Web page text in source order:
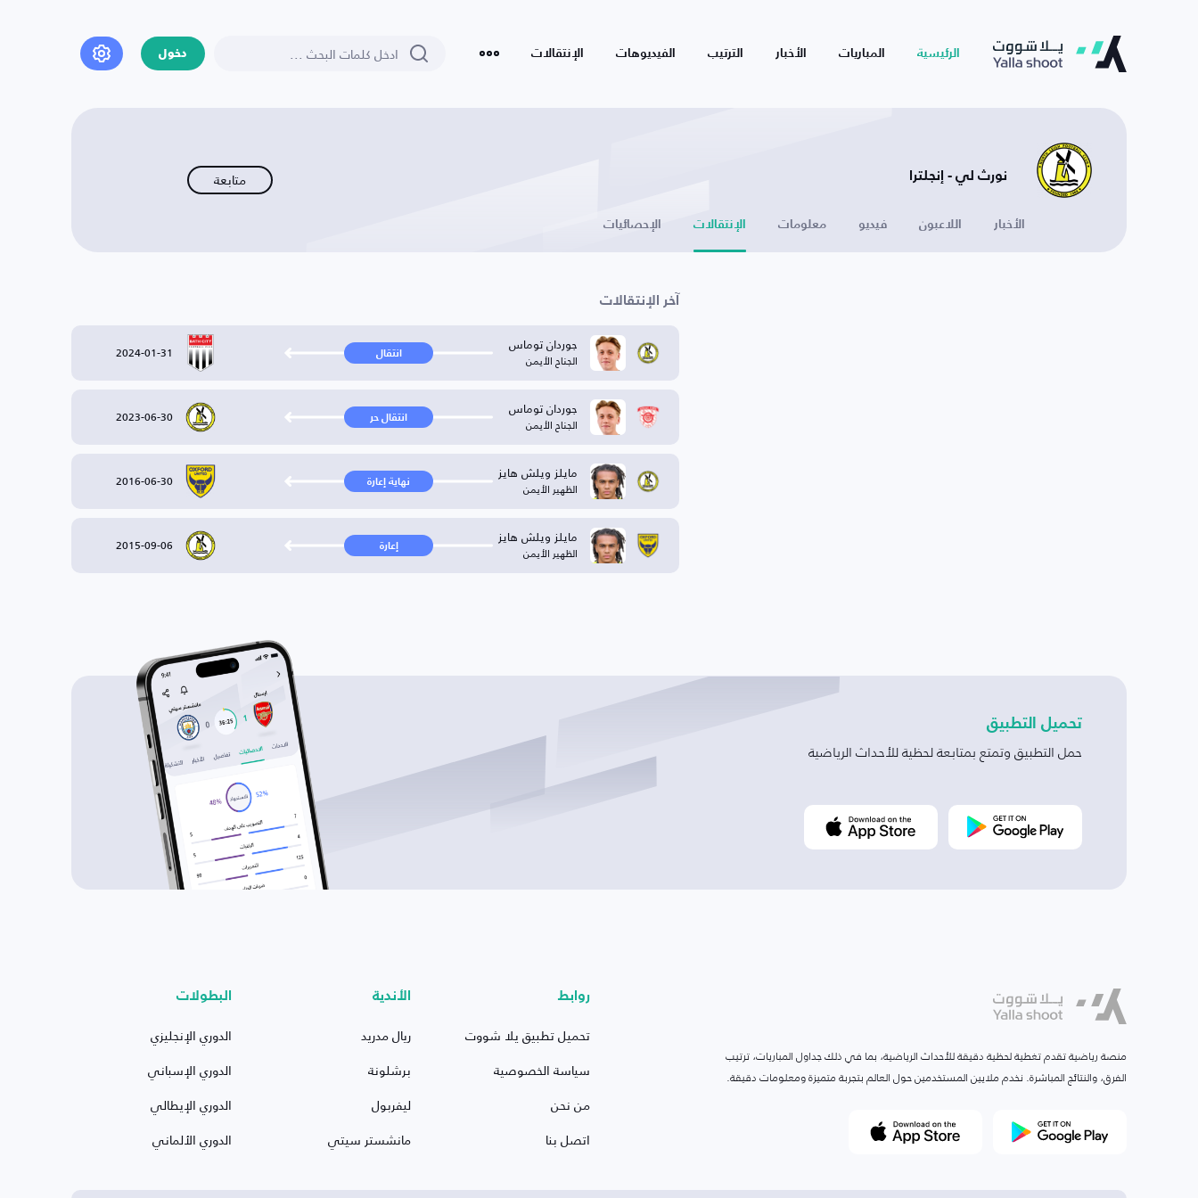
الرئيسية المباريات الأخبار الترتيب الفيديوهات الإنتقالات دخول
نورث لي - إنجلترا متابعة
الأخبار اللاعبون فيديو معلومات الإنتقالات الإحصائيات
آخر الإنتقالات
جوردان توماس
الجناح الأيمن انتقال 2024-01-31
جوردان توماس
الجناح الأيمن انتقال حر 2023-06-30
مايلز ويلش هايز
الظهير الأيمن نهاية إعارة 2016-06-30
مايلز ويلش هايز
الظهير الأيمن إعارة 2015-09-06
تحميل التطبيق
حمل التطبيق وتمتع بمتابعة لحظية للأحداث الرياضية
منصة رياضية تقدم تغطية لحظية دقيقة للأحداث الرياضية، بما في ذلك جداول المباريات، ترتيب
الفرق، والنتائج المباشرة. نخدم ملايين المستخدمين حول العالم بتجربة متميزة ومعلومات دقيقة.
روابط
تحميل تطبيق يلا شووت
سياسة الخصوصية
من نحن
اتصل بنا
الأندية
ريال مدريد
برشلونة
ليفربول
مانشستر سيتي
البطولات
الدوري الإنجليزي
الدوري الإسباني
الدوري الإيطالي
الدوري الألماني